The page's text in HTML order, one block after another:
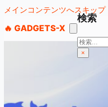
メインコンテンツへスキップ
🔥 GADGETS-X
検索
検
索×